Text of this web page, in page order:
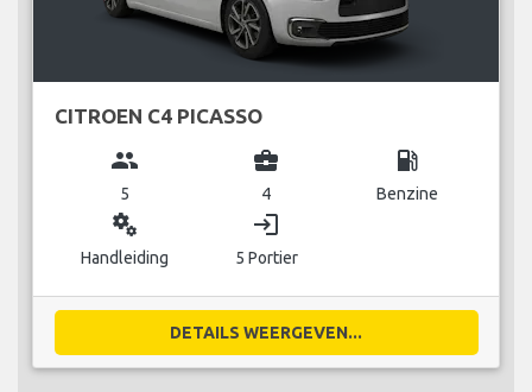
CITROEN C4 PICASSO
group
5
business_center
4
local_gas_station
Benzine
miscellaneous_services
Handleiding
login
5 Portier
DETAILS WEERGEVEN...